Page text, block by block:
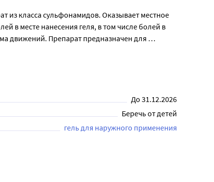
из класса сульфонамидов. Оказывает местное
в месте нанесения геля, в том числе болей в
движений. Препарат предназначен для
Местное симптоматическое лечение
применением рекомендуется
До 31.12.2026
Беречь от детей
гель для наружного применения